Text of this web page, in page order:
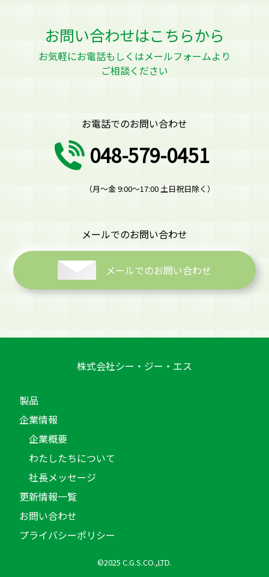
お問い合わせはこちらから
お気軽にお電話もしくはメールフォームより
ご相談ください
お電話でのお問い合わせ
048-579-0451
（月～金 9:00～17:00 土日祝日除く）
メールでのお問い合わせ
メールでのお問い合わせ
株式会社シー・ジー・エス
製品
企業情報
企業概要
わたしたちについて
社長メッセージ
更新情報一覧
お問い合わせ
プライバシーポリシー
©2025 C.G.S.CO.,LTD.